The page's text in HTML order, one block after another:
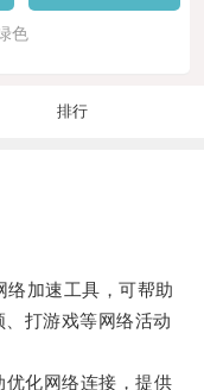
色
排行
加速工具，可帮助
打游戏等网络活动
化网络连接，提供